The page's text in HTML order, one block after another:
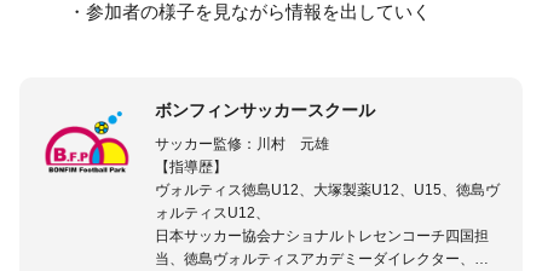
・参加者の様子を見ながら情報を出していく
ボンフィンサッカースクール
サッカー監修：川村 元雄
【指導歴】
ヴォルティス徳島U12、大塚製薬U12、U15、徳島ヴ
ォルティスU12、
日本サッカー協会ナショナルトレセンコーチ四国担
当、徳島ヴォルティスアカデミーダイレクター、